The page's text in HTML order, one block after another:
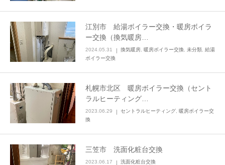
江別市 給湯ボイラー交換・暖房ボイラ
ー交換（換気暖房…
2024.05.31 換気暖房 暖房ボイラー交換 未分類 給湯
ボイラー交換
札幌市北区 暖房ボイラー交換（セント
ラルヒーティング…
2023.06.29 セントラルヒーティング 暖房ボイラー交
換
三笠市 洗面化粧台交換
2023.06.17 洗面化粧台交換